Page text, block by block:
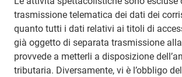
trasmissione telematica dei dati dei
quanto tutti i dati relativi ai titoli di
già oggetto di separata trasmissione alla
provvede a metterli a disposizione
tributaria. Diversamente, vi è l’obbligo